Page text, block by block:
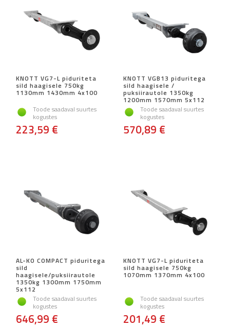
KNOTT VG7-L piduriteta
sild haagisele 750kg
1130mm 1430mm 4x100
Toode saadaval suurtes
kogustes
223,59 €
KNOTT VGB13 piduritega
sild haagisele /
puksiirautole 1350kg
1200mm 1570mm 5x112
Toode saadaval suurtes
kogustes
570,89 €
AL-KO COMPACT piduritega
sild
haagisele/puksiirautole
1350kg 1300mm 1750mm
5x112
Toode saadaval suurtes
kogustes
646,99 €
KNOTT VG7-L piduriteta
sild haagisele 750kg
1070mm 1370mm 4x100
Toode saadaval suurtes
kogustes
201,49 €